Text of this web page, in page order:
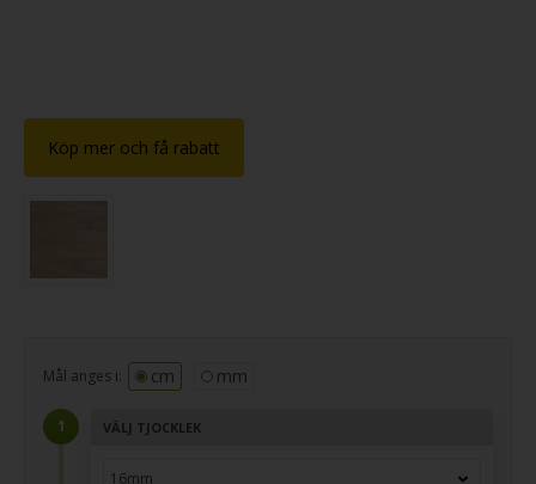
Köp mer och få rabatt
Mål anges i: cm mm
VÄLJ TJOCKLEK